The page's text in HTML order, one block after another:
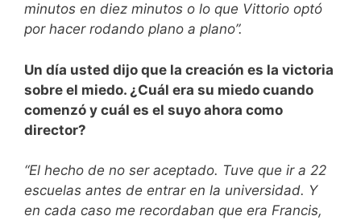
minutos en diez minutos o lo que Vittorio optó
por hacer rodando plano a plano”.
Un día usted dijo que la creación es la victoria
sobre el miedo. ¿Cuál era su miedo cuando
comenzó y cuál es el suyo ahora como
director?
“El hecho de no ser aceptado. Tuve que ir a 22
escuelas antes de entrar en la universidad. Y
en cada caso me recordaban que era Francis,